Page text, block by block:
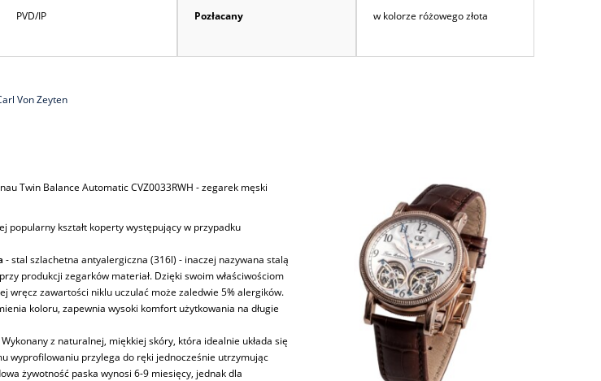
PVD/IP Pozłacany w kolorze różowego złota
Von Zeyten
Twin Balance Automatic CVZ0033RWH - zegarek męski
popularny kształt koperty występujący w przypadku
- stal szlachetna antyalergiczna (316l) - inaczej nazywana stalą
produkcji zegarków materiał. Dzięki swoim właściwościom
wręcz zawartości niklu uczulać może zaledwie 5% alergików.
koloru, zapewnia wysoki komfort użytkowania na długie
z naturalnej, miękkiej skóry, która idealnie układa się
wyprofilowaniu przylega do ręki jednocześnie utrzymując
żywotność paska wynosi 6-9 miesięcy, jednak dla